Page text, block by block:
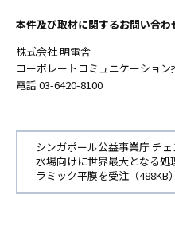
本件及び取材に関するお問い合わ
株式会社 明電舎
コーポレートコミュニケーショ
電話 03-6420-8100
シンガポール公益事業庁 チ
水場向けに世界最大となる処
ラミック平膜を受注（488KB）